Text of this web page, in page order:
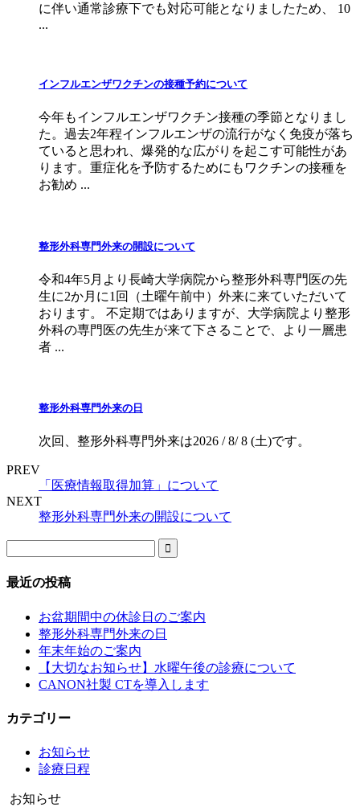
に伴い通常診療下でも対応可能となりましたため、 10
...
インフルエンザワクチンの接種予約について
今年もインフルエンザワクチン接種の季節となりまし
た。過去2年程インフルエンザの流行がなく免疫が落ち
ていると思われ、爆発的な広がりを起こす可能性があ
ります。重症化を予防するためにもワクチンの接種を
お勧め ...
整形外科専門外来の開設について
令和4年5月より長崎大学病院から整形外科専門医の先
生に2か月に1回（土曜午前中）外来に来ていただいて
おります。 不定期ではありますが、大学病院より整形
外科の専門医の先生が来て下さることで、より一層患
者 ...
整形外科専門外来の日
次回、整形外科専門外来は2026 / 8/ 8 (土)です。
PREV
「医療情報取得加算」について
NEXT
整形外科専門外来の開設について
最近の投稿
お盆期間中の休診日のご案内
整形外科専門外来の日
年末年始のご案内
【大切なお知らせ】水曜午後の診療について
CANON社製 CTを導入します
カテゴリー
お知らせ
診療日程
お知らせ